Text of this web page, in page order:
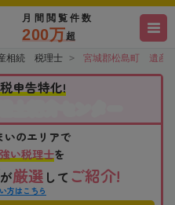
月間閲覧件数
200万超
相続 税理士 宮城郡松島町 遺産
申告特化!
いのエリアで
い税理士を
が厳選 して ご紹介!
方はこちら